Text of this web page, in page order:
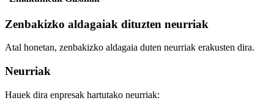
Zenbakizko aldagaiak dituzten neurriak
Atal honetan, zenbakizko aldagaia duten neurriak erakusten dira.
Neurriak
Hauek dira enpresak hartutako neurriak: